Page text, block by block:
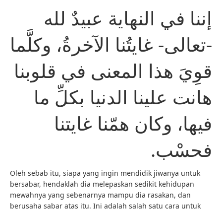
إننا في النهاية عبيدٌ لله
-تعالى- غايتُنا الآخرةُ، وكلَّما
قوِيَ هذا المعنى في قلوبنا
هانت علينا الدنيا بكلِّ ما
فيها، وكان همّنا غايتنا
فحسْب.
Oleh sebab itu, siapa yang ingin mendidik jiwanya untuk
bersabar, hendaklah dia melepaskan sedikit kehidupan
mewahnya yang sebenarnya mampu dia rasakan, dan
berusaha sabar atas itu. Ini adalah salah satu cara untuk